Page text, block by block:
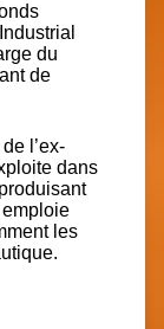
du
de
l’ex-
dans
emploie
les